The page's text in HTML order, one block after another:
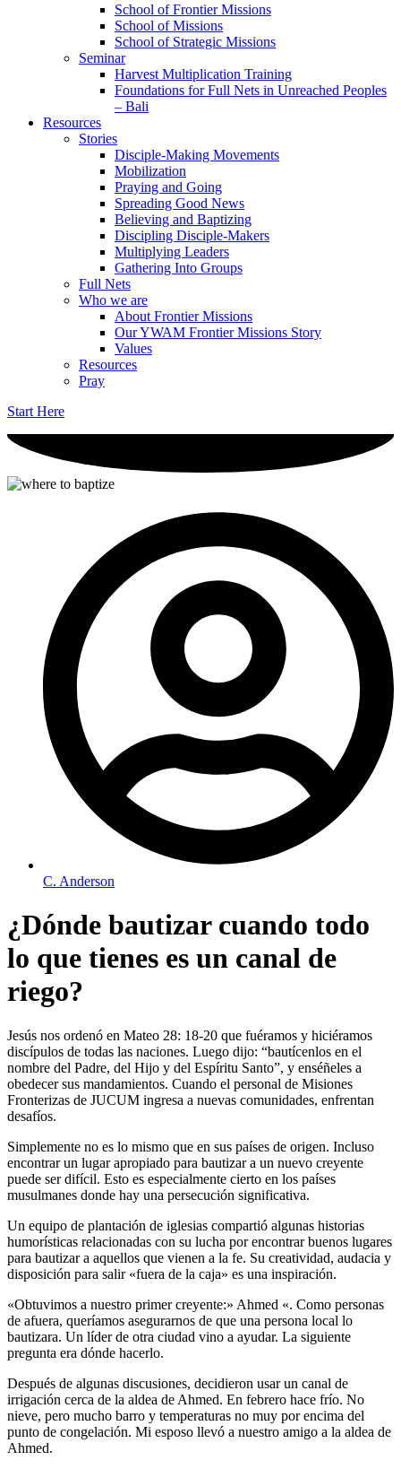
School of Frontier Missions
School of Missions
School of Strategic Missions
Seminar
Harvest Multiplication Training
Foundations for Full Nets in Unreached Peoples
– Bali
Resources
Stories
Disciple-Making Movements
Mobilization
Praying and Going
Spreading Good News
Believing and Baptizing
Discipling Disciple-Makers
Multiplying Leaders
Gathering Into Groups
Full Nets
Who we are
About Frontier Missions
Our YWAM Frontier Missions Story
Values
Resources
Pray
Start Here
C. Anderson
¿Dónde bautizar cuando todo
lo que tienes es un canal de
riego?
Jesús nos ordenó en Mateo 28: 18-20 que fuéramos y hiciéramos
discípulos de todas las naciones. Luego dijo: “bautícenlos en el
nombre del Padre, del Hijo y del Espíritu Santo”, y enséñeles a
obedecer sus mandamientos. Cuando el personal de Misiones
Fronterizas de JUCUM ingresa a nuevas comunidades, enfrentan
desafíos.
Simplemente no es lo mismo que en sus países de origen. Incluso
encontrar un lugar apropiado para bautizar a un nuevo creyente
puede ser difícil. Esto es especialmente cierto en los países
musulmanes donde hay una persecución significativa.
Un equipo de plantación de iglesias compartió algunas historias
humorísticas relacionadas con su lucha por encontrar buenos lugares
para bautizar a aquellos que vienen a la fe. Su creatividad, audacia y
disposición para salir «fuera de la caja» es una inspiración.
«Obtuvimos a nuestro primer creyente:» Ahmed «. Como personas
de afuera, queríamos asegurarnos de que una persona local lo
bautizara. Un líder de otra ciudad vino a ayudar. La siguiente
pregunta era dónde hacerlo.
Después de algunas discusiones, decidieron usar un canal de
irrigación cerca de la aldea de Ahmed. En febrero hace frío. No
nieve, pero mucho barro y temperaturas no muy por encima del
punto de congelación. Mi esposo llevó a nuestro amigo a la aldea de
Ahmed.